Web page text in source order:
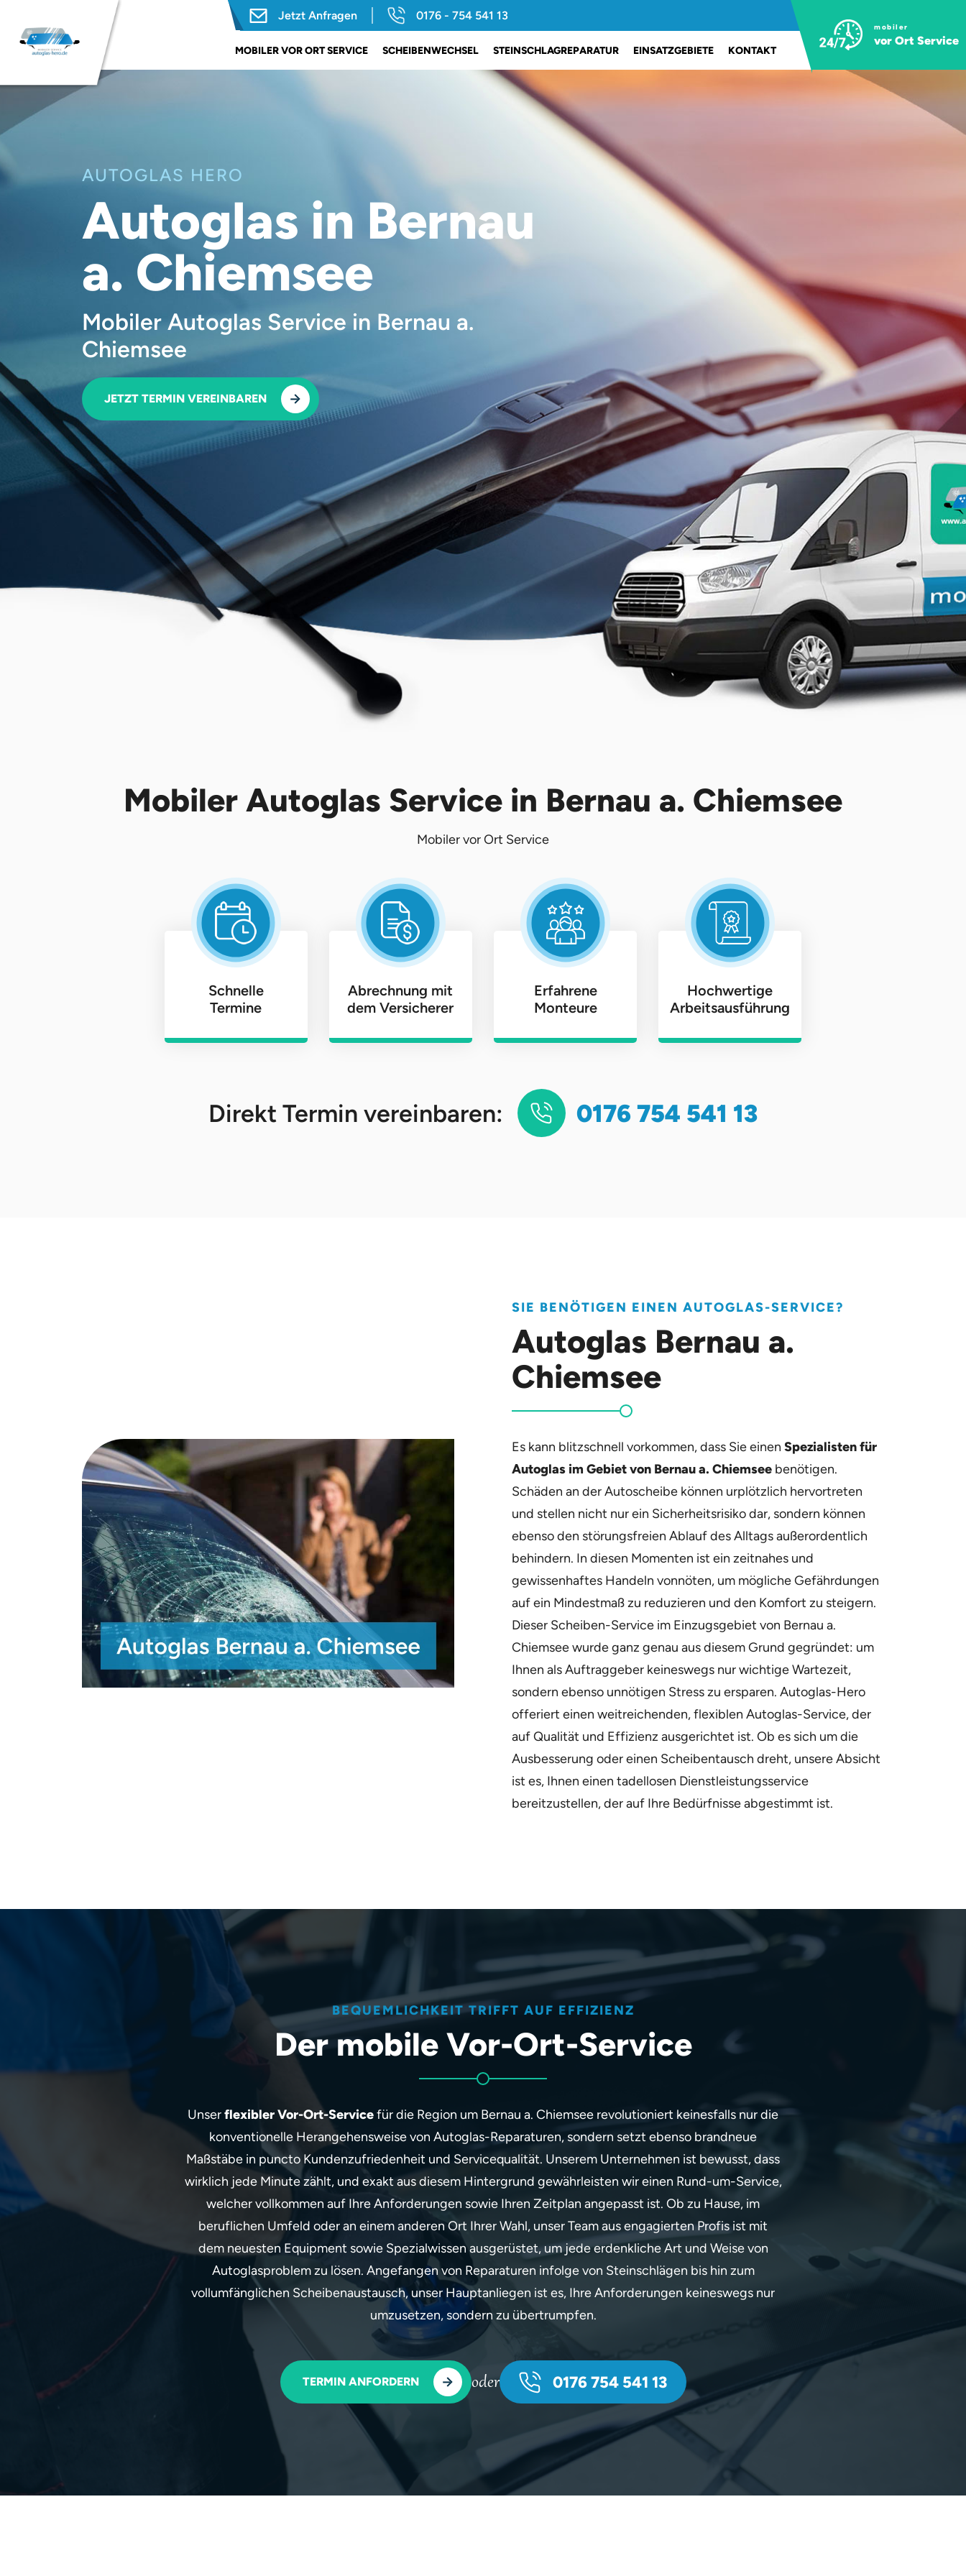
Jetzt Anfragen 0176 - 754 541 13
MOBILER VOR ORT SERVICE SCHEIBENWECHSEL STEINSCHLAGREPARATUR EINSATZGEBIETE KONTAKT
mobiler
vor Ort Service
AUTOGLAS HERO
Autoglas in Bernau
a. Chiemsee
Mobiler Autoglas Service in Bernau a.
Chiemsee
JETZT TERMIN VEREINBAREN
Mobiler Autoglas Service in Bernau a. Chiemsee
Mobiler vor Ort Service
Schnelle
Termine
Abrechnung mit
dem Versicherer
Erfahrene
Monteure
Hochwertige
Arbeitsausführung
Direkt Termin vereinbaren: 0176 754 541 13
SIE BENÖTIGEN EINEN AUTOGLAS-SERVICE?
Autoglas Bernau a.
Chiemsee
Es kann blitzschnell vorkommen, dass Sie einen Spezialisten für
Autoglas im Gebiet von Bernau a. Chiemsee benötigen.
Schäden an der Autoscheibe können urplötzlich hervortreten
und stellen nicht nur ein Sicherheitsrisiko dar, sondern können
ebenso den störungsfreien Ablauf des Alltags außerordentlich
behindern. In diesen Momenten ist ein zeitnahes und
gewissenhaftes Handeln vonnöten, um mögliche Gefährdungen
auf ein Mindestmaß zu reduzieren und den Komfort zu steigern.
Dieser Scheiben-Service im Einzugsgebiet von Bernau a.
Chiemsee wurde ganz genau aus diesem Grund gegründet: um
Ihnen als Auftraggeber keineswegs nur wichtige Wartezeit,
sondern ebenso unnötigen Stress zu ersparen. Autoglas-Hero
offeriert einen weitreichenden, flexiblen Autoglas-Service, der
auf Qualität und Effizienz ausgerichtet ist. Ob es sich um die
Ausbesserung oder einen Scheibentausch dreht, unsere Absicht
ist es, Ihnen einen tadellosen Dienstleistungsservice
bereitzustellen, der auf Ihre Bedürfnisse abgestimmt ist.
BEQUEMLICHKEIT TRIFFT AUF EFFIZIENZ
Der mobile Vor-Ort-Service
Unserflexibler Vor-Ort-Servicefür die Region um Bernau a. Chiemsee revolutioniert keinesfalls nur die
konventionelle Herangehensweise von Autoglas-Reparaturen, sondern setzt ebenso brandneue
Maßstäbe in puncto Kundenzufriedenheit und Servicequalität. Unserem Unternehmen ist bewusst, dass
wirklich jede Minute zählt, und exakt aus diesem Hintergrund gewährleisten wir einen Rund-um-Service,
welcher vollkommen auf Ihre Anforderungen sowie Ihren Zeitplan angepasst ist. Ob zu Hause, im
beruflichen Umfeld oder an einem anderen Ort Ihrer Wahl, unser Team aus engagierten Profis ist mit
dem neuesten Equipment sowie Spezialwissen ausgerüstet, um jede erdenkliche Art und Weise von
Autoglasproblem zu lösen. Angefangen von Reparaturen infolge von Steinschlägen bis hin zum
vollumfänglichen Scheibenaustausch, unser Hauptanliegen ist es, Ihre Anforderungen keineswegs nur
umzusetzen, sondern zu übertrumpfen.
TERMIN ANFORDERN oder 0176 754 541 13